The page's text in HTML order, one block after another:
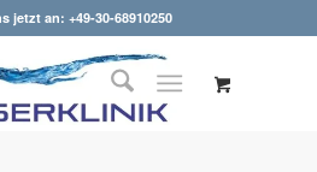
jetzt an: +49-30-68910250